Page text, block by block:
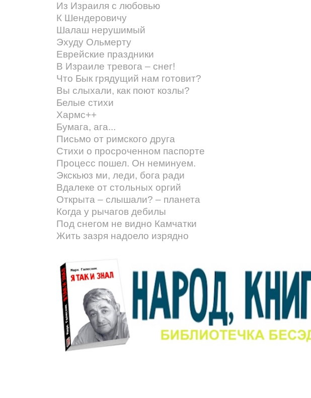
Из Израиля с любовью
К Шендеровичу
Шалаш нерушимый
Эхуду Ольмерту
Еврейские праздники
В Израиле тревога – снег!
Что Бык грядущий нам готовит?
Вы слыхали, как поют козлы?
Белые стихи
Хармс++
Бумага, ага...
Письмо от римского друга
Стихи о просроченном паспорте
Процесс пошел. Он неминуем.
Экскьюз ми, леди, бога ради
Вдалеке от стольных оргий
Открыта – слышали? – планета
Когда у рычагов дебилы
Под снегом не видно Камчатки
Жить зазря надоело изрядно